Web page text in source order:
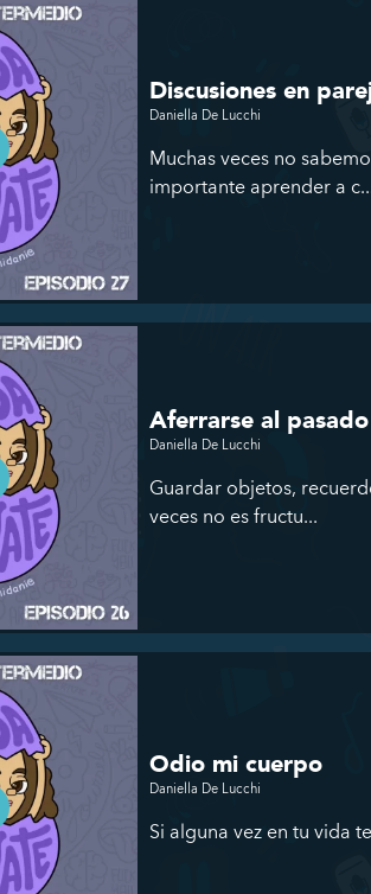
Discusiones en
Daniella De Lucchi
Muchas veces no
importante aprender a
Aferrarse al
Daniella De Lucchi
Guardar objetos,
veces no es fructu...
Odio mi cuerpo
Daniella De Lucchi
Si alguna vez en tu vida